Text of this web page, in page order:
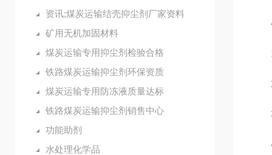
资讯;煤炭运输结壳抑尘剂厂家资料
矿用无机加固材料
煤炭运输专用抑尘剂检验合格
铁路煤炭运输抑尘剂环保资质
煤炭运输专用防冻液质量达标
铁路煤炭运输抑尘剂销售中心
功能助剂
水处理化学品
4
1.
2.
3.
4.